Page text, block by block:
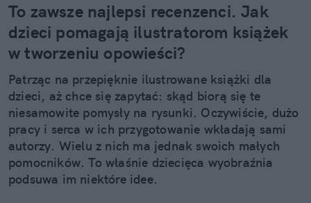
To zawsze najlepsi recenzenci. Jak
dzieci pomagają ilustratorom książek
w tworzeniu opowieści?
Patrząc na przepięknie ilustrowane książki dla
dzieci, aż chce się zapytać: skąd biorą się te
niesamowite pomysły na rysunki. Oczywiście, dużo
pracy i serca w ich przygotowanie wkładają sami
autorzy. Wielu z nich ma jednak swoich małych
pomocników. To właśnie dziecięca wyobraźnia
podsuwa im niektóre idee.